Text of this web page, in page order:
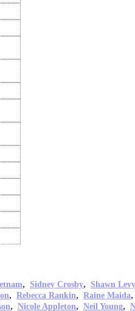
, Sidney Crosby, Shawn Levy
, Rebecca Rankin, Raine Maida,
, Nicole Appleton, Neil Young,